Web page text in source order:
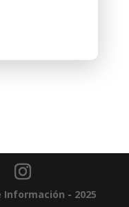
- 2025